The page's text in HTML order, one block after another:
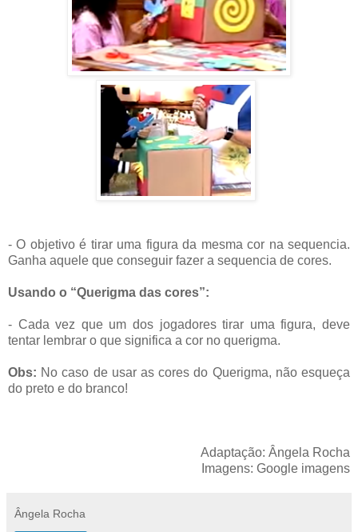
- O objetivo é tirar uma figura da mesma cor na sequencia.
Ganha aquele que conseguir fazer a sequencia de cores.
Usando o “Querigma das cores”:
- Cada vez que um dos jogadores tirar uma figura, deve
tentar lembrar o que significa a cor no querigma.
Obs: No caso de usar as cores do Querigma, não esqueça
do preto e do branco!
Adaptação: Ângela Rocha
Imagens: Google imagens
Ângela Rocha